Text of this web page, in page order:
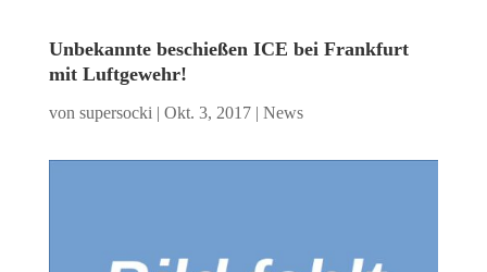
Unbekannte beschießen ICE bei Frankfurt
mit Luftgewehr!
von supersocki | Okt. 3, 2017| News